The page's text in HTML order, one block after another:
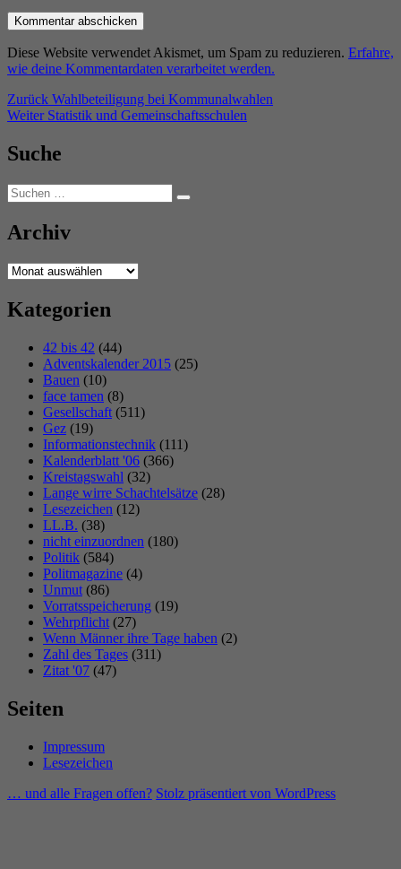
Diese Website verwendet Akismet, um Spam zu reduzieren. Erfahre,
wie deine Kommentardaten verarbeitet werden.
Beitragsnavigation
Zurück Vorheriger
Beitrag:
Wahlbeteiligung bei Kommunalwahlen
Weiter Nächster
Statistik und Gemeinschaftsschulen
Suche
Suchen
nach:
Suchen
Archiv
Archiv
Kategorien
42 bis 42 (44)
Adventskalender 2015 (25)
Bauen (10)
face tamen (8)
Gesellschaft (511)
Gez (19)
Informationstechnik (111)
Kalenderblatt '06 (366)
Kreistagswahl (32)
Lange wirre Schachtelsätze (28)
Lesezeichen (12)
LL.B. (38)
nicht einzuordnen (180)
Politik (584)
Politmagazine (4)
Unmut (86)
Vorratsspeicherung (19)
Wehrpflicht (27)
Wenn Männer ihre Tage haben (2)
Zahl des Tages (311)
Zitat '07 (47)
Seiten
Impressum
Lesezeichen
… und alle Fragen offen? Stolz präsentiert von WordPress